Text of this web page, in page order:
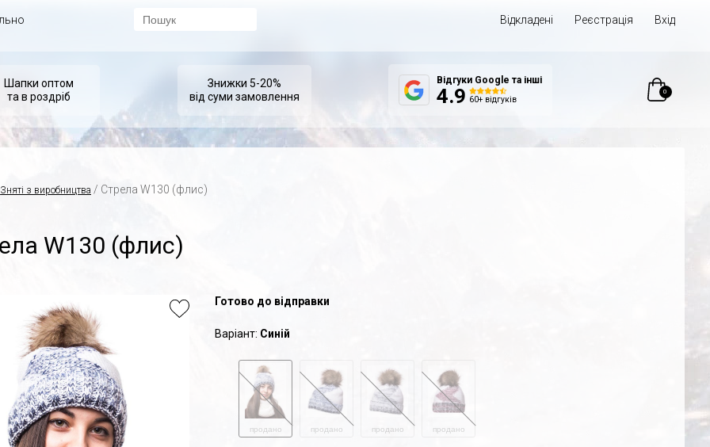
Відкладені Реєстрація Вхід
Шапки оптом
та в роздріб
Знижки 5-20%
від суми замовлення
Відгуки Google та інші
0
Зняті з виробництва / Стрела W130 (флис)
W130 (флис)
Готово до відправки
Варіант: Синій
продано продано продано продано